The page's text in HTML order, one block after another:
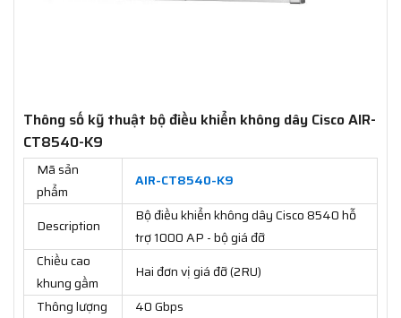
Thông số kỹ thuật bộ điều khiển không dây Cisco AIR-
CT8540-K9
Mã sản
phẩm
AIR-CT8540-K9
Description
Bộ điều khiển không dây Cisco 8540 hỗ
trợ 1000 AP - bộ giá đỡ
Chiều cao
khung gầm
Hai đơn vị giá đỡ (2RU)
Thông lượng
40 Gbps